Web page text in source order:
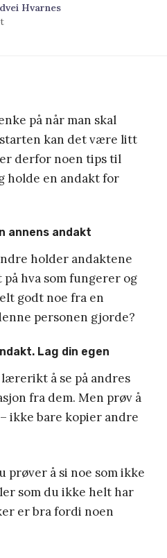
Hvarnes
på når man skal
kan det være litt
derfor noen tips til
holde en andakt for
annens andakt
holder andaktene
hva som fungerer og
godt noe fra en
personen gjorde?
Lag din egen
å se på andres
fra dem. Men prøv å
ikke bare kopier andre
prøver å si noe som ikke
som du ikke helt har
er bra fordi noen